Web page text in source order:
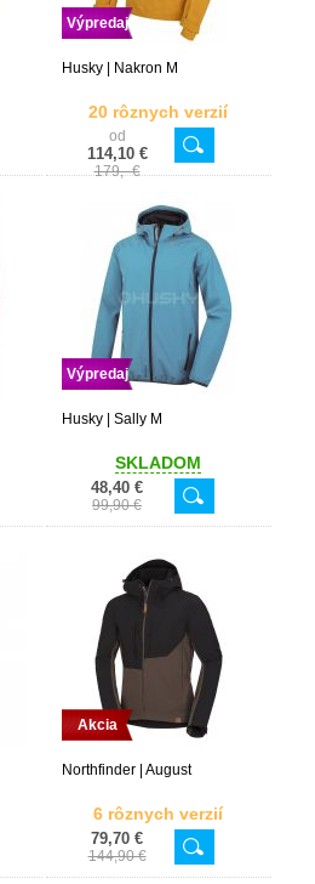
Výpredaj
Husky | Nakron M
20 rôznych verzií
od
114,10 €
179,- €
Výpredaj
Husky | Sally M
SKLADOM
48,40 €
99,90 €
Akcia
Northfinder | August
6 rôznych verzií
79,70 €
144,90 €